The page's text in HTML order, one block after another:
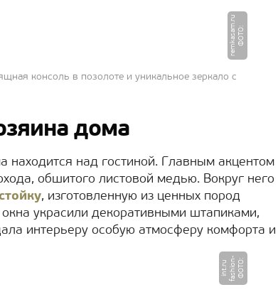
Ф
О
Т
О
:
r
e
m
k
a
s
a
m.
r
u
консоль в позолоте и уникальное зеркало с
дома
находится над гостиной. Главным акцентом
обшитого листовой медью. Вокруг него
, изготовленную из ценных пород
украсили декоративными штапиками,
интерьеру особую атмосферу комфорта и
Ф
О
Т
О :
f
a
s
hi
o
n
-i
n
t.
r
u